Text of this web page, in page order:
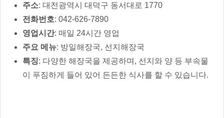
주소: 대전광역시 대덕구 동서대로 1770
전화번호: 042-626-7890
영업시간: 매일 24시간 영업
주요 메뉴: 방일해장국, 선지해장국
특징: 다양한 해장국을 제공하며, 선지와 양 등 부속물
이 푸짐하게 들어 있어 든든한 식사를 할 수 있습니다.